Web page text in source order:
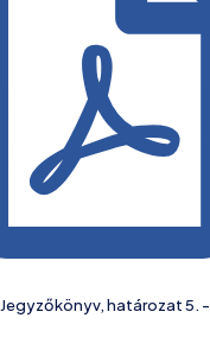
Jegyzőkönyv, határozat 5. -